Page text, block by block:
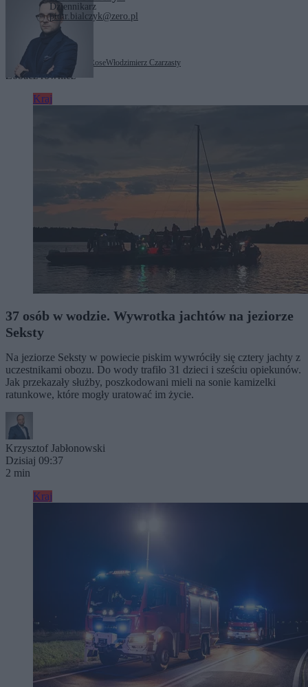
Dziennikarz
piotr.bialczyk@zero.pl
Tagi: Tom RoseWłodzimierz Czarzasty
Zobacz również
Kraj
37 osób w wodzie. Wywrotka jachtów na jeziorze
Seksty
Na jeziorze Seksty w powiecie piskim wywróciły się cztery jachty z
uczestnikami obozu. Do wody trafiło 31 dzieci i sześciu opiekunów.
Jak przekazały służby, poszkodowani mieli na sonie kamizelki
ratunkowe, które mogły uratować im życie.
Krzysztof Jabłonowski
Dzisiaj 09:37
2 min
Kraj